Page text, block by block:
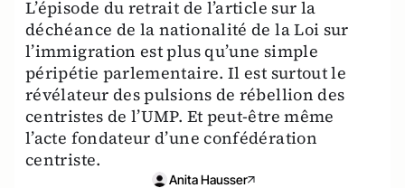
L’épisode du retrait de l’article sur la
déchéance de la nationalité de la Loi sur
l’immigration est plus qu’une simple
péripétie parlementaire. Il est surtout le
révélateur des pulsions de rébellion des
centristes de l’UMP. Et peut-être même
l’acte fondateur d’une confédération
centriste.
Anita Hausser